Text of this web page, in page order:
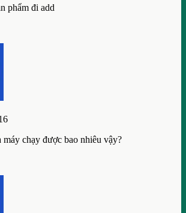
phẩm đi add
máy chạy được bao nhiêu vậy?